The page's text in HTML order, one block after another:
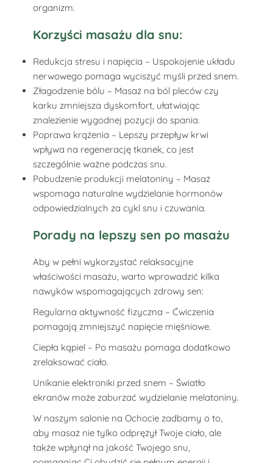
organizm.
Korzyści masażu dla snu:
Redukcja stresu i napięcia – Uspokojenie układu
nerwowego pomaga wyciszyć myśli przed snem.
Złagodzenie bólu – Masaż na ból pleców czy
karku zmniejsza dyskomfort, ułatwiając
znalezienie wygodnej pozycji do spania.
Poprawa krążenia – Lepszy przepływ krwi
wpływa na regenerację tkanek, co jest
szczególnie ważne podczas snu.
Pobudzenie produkcji melatoniny – Masaż
wspomaga naturalne wydzielanie hormonów
odpowiedzialnych za cykl snu i czuwania.
Porady na lepszy sen po masażu
Aby w pełni wykorzystać relaksacyjne
właściwości masażu, warto wprowadzić kilka
nawyków wspomagających zdrowy sen:
Regularna aktywność fizyczna – Ćwiczenia
pomagają zmniejszyć napięcie mięśniowe.
Ciepła kąpiel – Po masażu pomaga dodatkowo
zrelaksować ciało.
Unikanie elektroniki przed snem – Światło
ekranów może zaburzać wydzielanie melatoniny.
W naszym salonie na Ochocie zadbamy o to,
aby masaż nie tylko odprężył Twoje ciało, ale
także wpłynął na jakość Twojego snu,